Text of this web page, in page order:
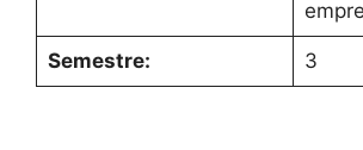
Semestre: 3